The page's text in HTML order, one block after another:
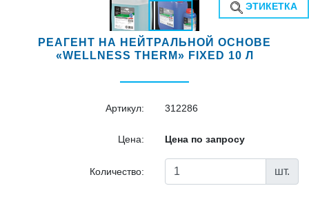
ЭТИКЕТКА
РЕАГЕНТ НА НЕЙТРАЛЬНОЙ ОСНОВЕ
«WELLNESS THERM» FIXED 10 Л
Артикул: 312286
Цена: Цена по запросу
Количество: шт.